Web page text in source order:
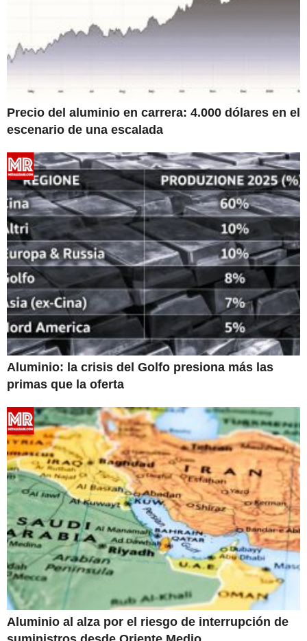
Precio del aluminio en carrera: 4.000 dólares en el
escenario de una escalada
Aluminio: la crisis del Golfo presiona más las
primas que la oferta
Aluminio al alza por el riesgo de interrupción de